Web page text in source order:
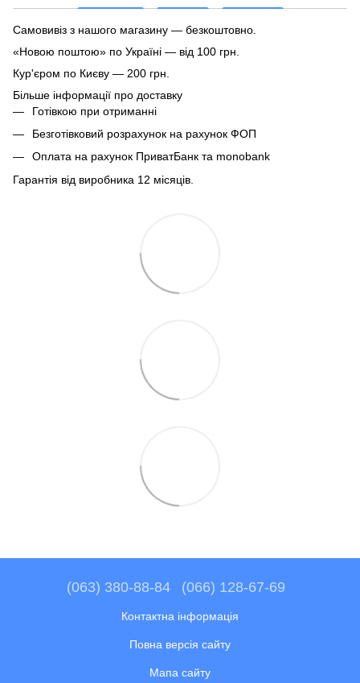
Самовивіз з нашого магазину — безкоштовно.
«Новою поштою» по Україні — від 100 грн.
Кур'єром по Києву — 200 грн.
Більше інформації про доставку
Готівкою при отриманні
Безготівковий розрахунок на рахунок ФОП
Оплата на рахунок ПриватБанк та monobank
Гарантія від виробника 12 місяців.
(063) 380-88-84 (066) 128-67-69
Контактна інформація
Повна версія сайту
Мапа сайту